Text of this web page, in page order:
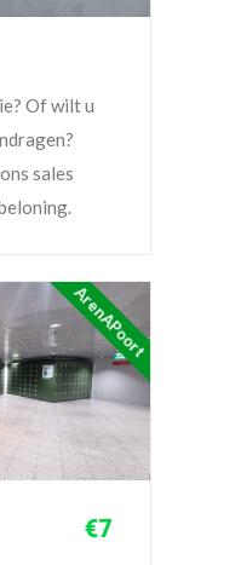
Of wilt u
sales
ArenAPoort
€7